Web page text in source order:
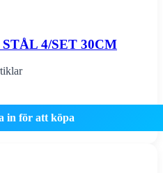
4/SET 30CM
in för att köpa